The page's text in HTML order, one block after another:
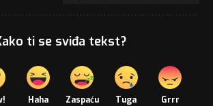
ti se sviđa tekst?
Haha Zaspaću Tuga Grrr